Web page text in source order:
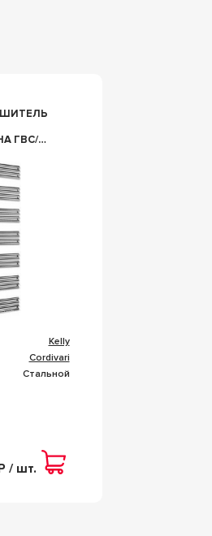
ГВС/
Kelly
Cordivari
Стальной
/ шт.